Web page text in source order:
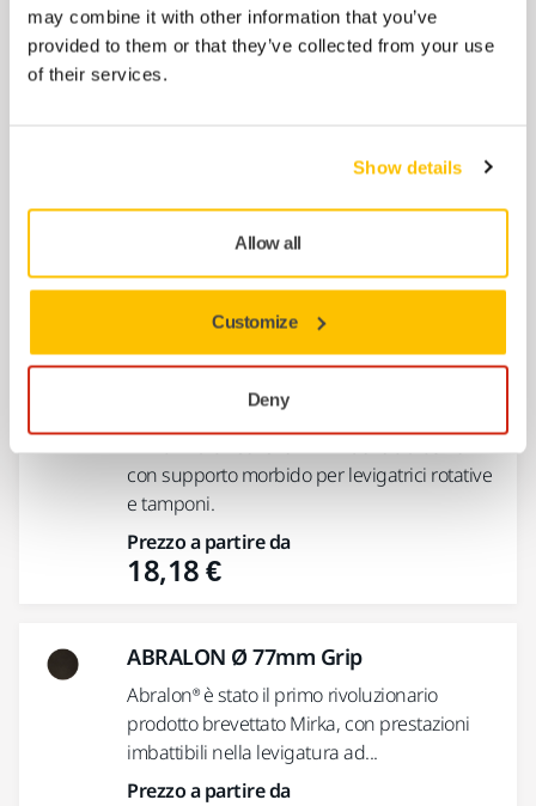
may combine it with other information that you’ve
provided to them or that they’ve collected from your use
of their services.
Show details
Allow all
Customize
Deny
Prezzo a partire da
48,68 €
Prezzo a partire da
30,38 €
Abranet® Yellow 80x230mm Grip
con supporto morbido per levigatrici rotative
e tamponi.
Prezzo a partire da
18,18 €
ABRALON Ø 77mm Grip
Abralon® è stato il primo rivoluzionario
prodotto brevettato Mirka, con prestazioni
imbattibili nella levigatura ad...
Prezzo a partire da